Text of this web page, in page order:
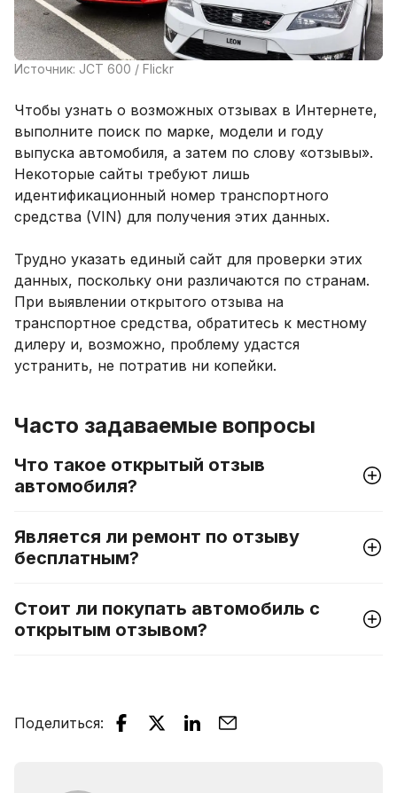
Источник: JCT 600 / Flickr
Чтобы узнать о возможных отзывах в Интернете,
выполните поиск по марке, модели и году
выпуска автомобиля, а затем по слову «отзывы».
Некоторые сайты требуют лишь
идентификационный номер транспортного
средства (VIN) для получения этих данных.
Трудно указать единый сайт для проверки этих
данных, поскольку они различаются по странам.
При выявлении открытого отзыва на
транспортное средства, обратитесь к местному
дилеру и, возможно, проблему удастся
устранить, не потратив ни копейки.
Часто задаваемые вопросы
Что такое открытый отзыв
автомобиля?
Является ли ремонт по отзыву
бесплатным?
Стоит ли покупать автомобиль с
открытым отзывом?
Поделиться: